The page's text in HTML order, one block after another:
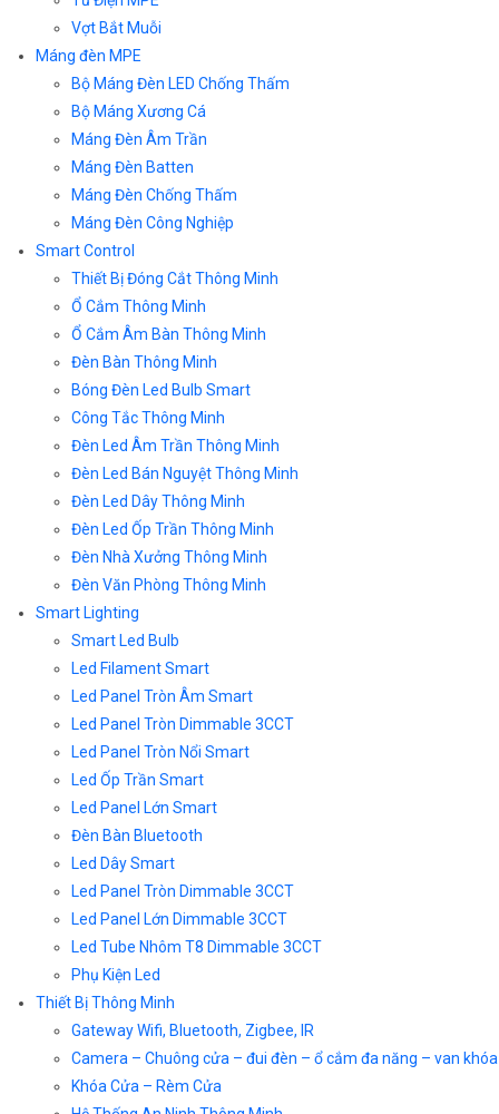
Vợt Bắt Muỗi
Máng đèn MPE
Bộ Máng Đèn LED Chống Thấm
Bộ Máng Xương Cá
Máng Đèn Âm Trần
Máng Đèn Batten
Máng Đèn Chống Thấm
Máng Đèn Công Nghiệp
Smart Control
Thiết Bị Đóng Cắt Thông Minh
Ổ Cắm Thông Minh
Ổ Cắm Âm Bàn Thông Minh
Đèn Bàn Thông Minh
Bóng Đèn Led Bulb Smart
Công Tắc Thông Minh
Đèn Led Âm Trần Thông Minh
Đèn Led Bán Nguyệt Thông Minh
Đèn Led Dây Thông Minh
Đèn Led Ốp Trần Thông Minh
Đèn Nhà Xưởng Thông Minh
Đèn Văn Phòng Thông Minh
Smart Lighting
Smart Led Bulb
Led Filament Smart
Led Panel Tròn Âm Smart
Led Panel Tròn Dimmable 3CCT
Led Panel Tròn Nổi Smart
Led Ốp Trần Smart
Led Panel Lớn Smart
Đèn Bàn Bluetooth
Led Dây Smart
Led Panel Tròn Dimmable 3CCT
Led Panel Lớn Dimmable 3CCT
Led Tube Nhôm T8 Dimmable 3CCT
Phụ Kiện Led
Thiết Bị Thông Minh
Gateway Wifi, Bluetooth, Zigbee, IR
Camera – Chuông cửa – đui đèn – ổ cắm đa năng – van khóa
Khóa Cửa – Rèm Cửa